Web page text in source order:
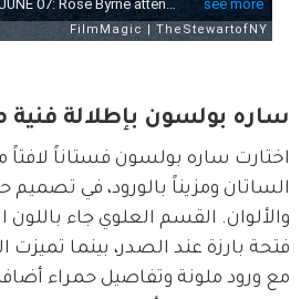
ساره بولسون بإطلالة فنية
اختارت ساره بولسون فستاناً
الساتان ومزيناً بالورود، في تصميم
والألوان. القسم العلوي جاء باللون
فتحة بارزة عند الصدر، بينما تميزت
مع ورود ملونة وتفاصيل حمراء